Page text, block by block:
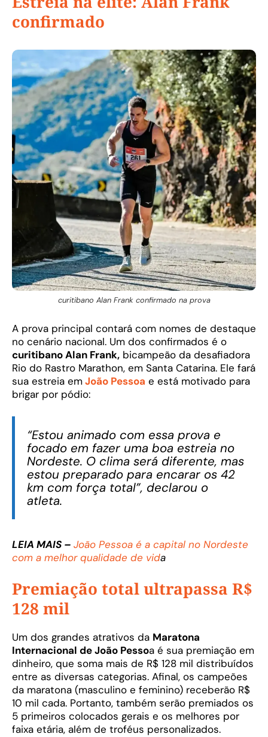
confirmado
curitibano Alan Frank confirmado na prova
A prova principal contará com nomes de destaque
no cenário nacional. Um dos confirmados é o
curitibano Alan Frank, bicampeão da desafiadora
Rio do Rastro Marathon, em Santa Catarina. Ele fará
sua estreia emJoão Pessoa e está motivado para
brigar por pódio:
“Estou animado com essa prova e
focado em fazer uma boa estreia no
Nordeste. O clima será diferente, mas
estou preparado para encarar os 42
km com força total”, declarou o
atleta.
LEIA MAIS – João Pessoa é a capital no Nordeste
com a melhor qualidade de vida
Premiação total ultrapassa R$
128 mil
Um dos grandes atrativos da Maratona
Internacional de João Pessoa é sua premiação em
dinheiro, que soma mais de R$ 128 mil distribuídos
entre as diversas categorias. Afinal, os campeões
da maratona (masculino e feminino) receberão R$
10 mil cada. Portanto, também serão premiados os
5 primeiros colocados gerais e os melhores por
faixa etária, além de troféus personalizados.